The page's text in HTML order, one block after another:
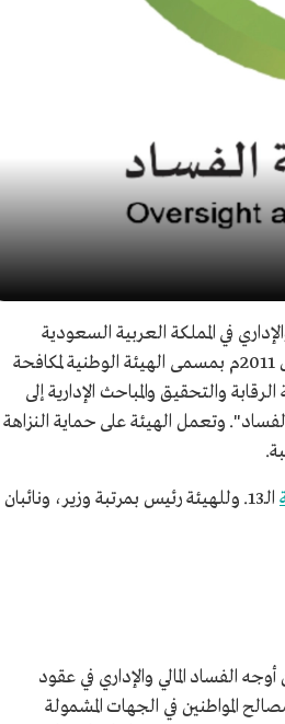
في المملكة العربية السعودية
بجميع مظاهره وأساليبه، أنشئت بأمر ملكي في 13 ربيع الآخر 1432هـ/18 مارس 2011م بمسمى الهيئة الوطنية لمكافحة
صدر أمر ملكي بضم هيئة الرقابة والتحقيق والمباحث الإدارية إلى
وتعمل الهيئة على حماية النزاهة
الـ13. وللهيئة رئيس بمرتبة وزير، ونائبان
الفساد المالي والإداري في عقود
المواطنين في الجهات المشمولة